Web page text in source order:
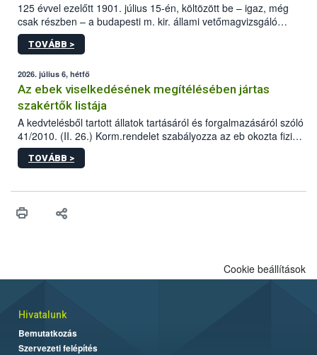
125 évvel ezelőtt 1901. július 15-én, költözött be – igaz, még
csak részben – a budapesti m. kir. állami vetőmagvizsgáló
állomás a Kis Rókus utca 15. szám alatti, Czigler Győző által
tervezett új épületébe.
TOVÁBB >
2026. július 6, hétfő
Az ebek viselkedésének megítélésében jártas
szakértők listája
A kedvtelésből tartott állatok tartásáról és forgalmazásáról szóló
41/2010. (II. 26.) Korm.rendelet szabályozza az eb okozta fizikai
sérülés, illetve ennek veszélye keletkezésekor felmerülő
hatósági feladatokat, valamint a veszélyes eb tartását és annak
vonni az ebek viselkedésének megítélésében jártas szakértőt.
TOVÁBB >
Cookie beállítások
Hivatalunk
Bemutatkozás
Szervezeti felépítés